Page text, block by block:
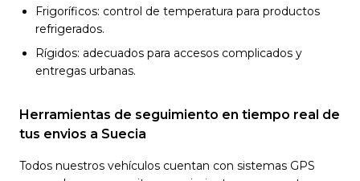
Frigoríficos: control de temperatura para productos
refrigerados.
Rígidos: adecuados para accesos complicados y
entregas urbanas.
Herramientas de seguimiento en tiempo real de
tus envios a Suecia
Todos nuestros vehículos cuentan con sistemas GPS